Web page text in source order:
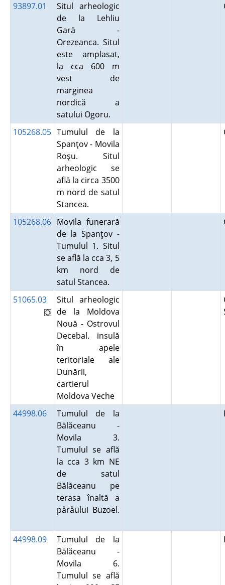
93897.01
Situl arheologic
de la Lehliu
Gară -
Orezeanca. Situl
este amplasat,
la cca 600 m
vest de
marginea
nordică a
satului Ogoru.
105268.05 Tumulul de la
Spanţov - Movila
Roşu. Situl
arheologic se
află la circa 3500
m nord de satul
Stancea.
105268.06 Movila funerară
de la Spanţov -
Tumulul 1. Situl
se află la cca 3, 5
km nord de
satul Stancea.
51065.03
Situl arheologic
de la Moldova
Nouă - Ostrovul
Decebal. insulă
în apele
teritoriale ale
Dunării,
cartierul
Moldova Veche
44998.06
Tumulul de la
Bălăceanu -
Movila 3.
Tumulul se află
la cca 3 km NE
de satul
Bălăceanu pe
terasa înaltă a
pârâului Buzoel.
44998.09
Tumulul de la
Bălăceanu -
Movila 6.
Tumulul se află